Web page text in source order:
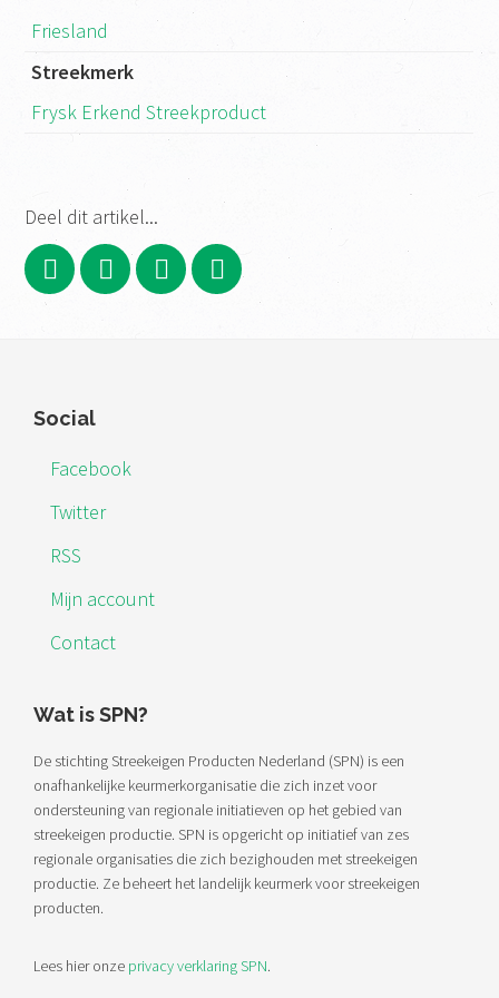
Friesland
Streekmerk
Frysk Erkend Streekproduct
Deel dit artikel...
Footer
Social
Facebook
Twitter
RSS
Mijn account
Contact
Wat is SPN?
De stichting Streekeigen Producten Nederland (SPN) is een
onafhankelijke keurmerkorganisatie die zich inzet voor
ondersteuning van regionale initiatieven op het gebied van
streekeigen productie. SPN is opgericht op initiatief van zes
regionale organisaties die zich bezighouden met streekeigen
productie. Ze beheert het landelijk keurmerk voor streekeigen
producten.
Lees hier onze privacy verklaring SPN.